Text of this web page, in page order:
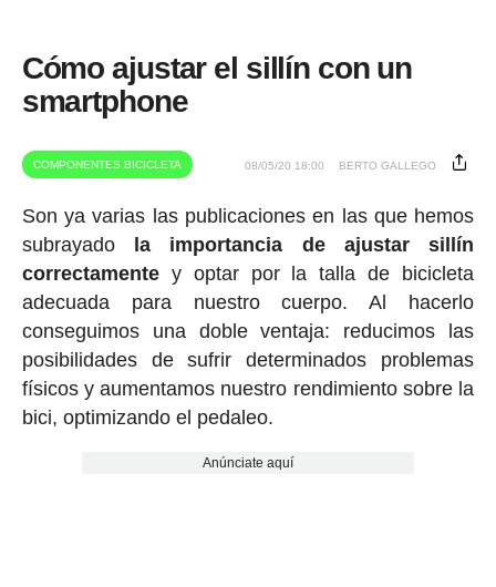
Cómo ajustar el sillín con un
smartphone
COMPONENTES BICICLETA 08/05/20 18:00 BERTO GALLEGO
Son ya varias las publicaciones en las que hemos
subrayado
la importancia de ajustar sillín
correctamentey optar por la talla de bicicleta
adecuada para nuestro cuerpo. Al hacerlo
conseguimos una doble ventaja: reducimos las
posibilidades de sufrir determinados problemas
físicos y aumentamos nuestro rendimiento sobre la
bici, optimizando el pedaleo.
Anúnciate aquí